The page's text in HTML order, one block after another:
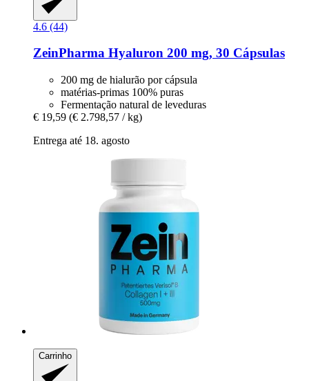
4.6 (44)
ZeinPharma Hyaluron 200 mg, 30 Cápsulas
200 mg de hialurão por cápsula
matérias-primas 100% puras
Fermentação natural de leveduras
€ 19,59 (€ 2.798,57 / kg)
Entrega até 18. agosto
Carrinho